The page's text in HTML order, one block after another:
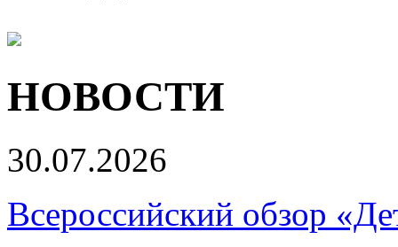
НОВОСТИ
30.07.2026
Всероссийский обзор